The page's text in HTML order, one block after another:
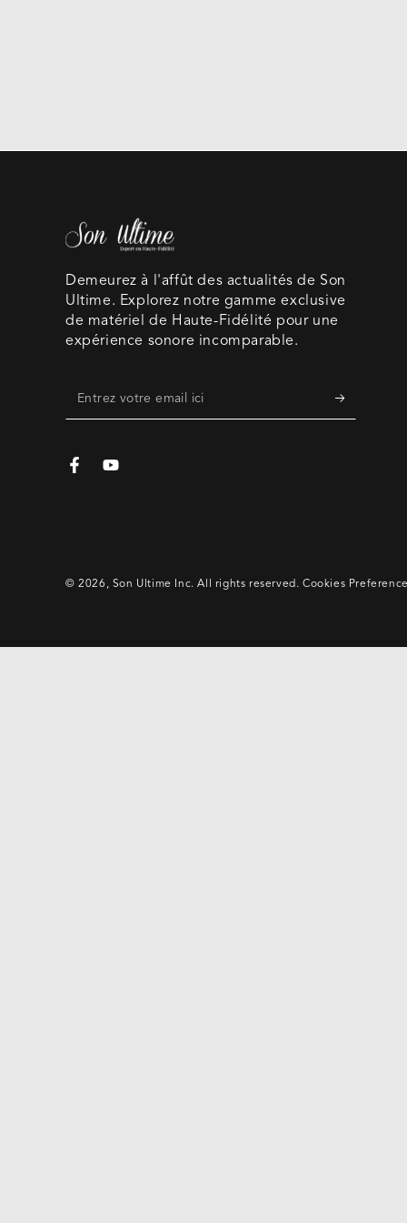
Demeurez à l'affût des actualités de Son
Ultime. Explorez notre gamme exclusive
de matériel de Haute-Fidélité pour une
expérience sonore incomparable.
Entrez
votre
FacebookYouTube
© 2026, Son Ultime Inc. All rights reserved.Cookies